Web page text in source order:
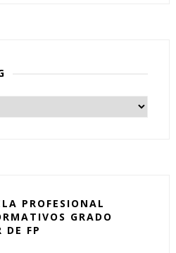
PROFESIONAL
GRADO
DE FP